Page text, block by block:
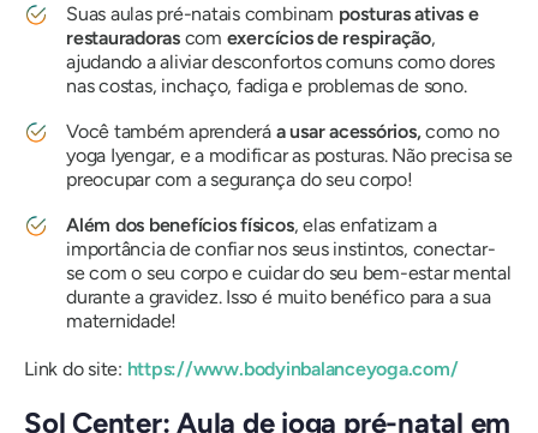
Suas aulas pré-natais combinam posturas ativas e
restauradorascom exercícios de respiração,
ajudando a aliviar desconfortos comuns como dores
nas costas, inchaço, fadiga e problemas de sono.
Você também aprenderá a usar acessórios,como no
yoga Iyengar, e a modificar as posturas. Não precisa se
preocupar com a segurança do seu corpo!
Além dos benefícios físicos, elas enfatizam a
importância de confiar nos seus instintos, conectar-
se com o seu corpo e cuidar do seu bem-estar mental
durante a gravidez. Isso é muito benéfico para a sua
maternidade!
Link do site: https://www.bodyinbalanceyoga.com/
Sol Center: Aula de ioga pré-natal em